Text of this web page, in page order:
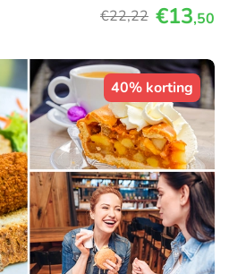
€22,22 €13,50
40% korting